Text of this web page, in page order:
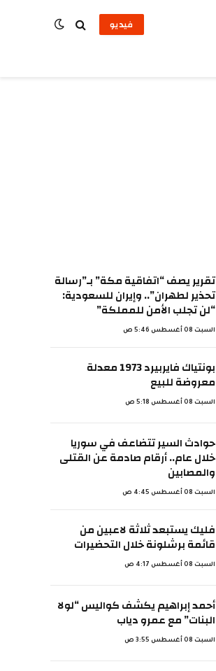
فيديو
تقرير يصف “اتفاقية مكة” بـ”رسالة
تحذير لطهران”.. وإيران للسعودية:
“لن تجلب الأمن للمملكة”
السبت 08 أغسطس 5:46 ص
بونتياك فايربيرد 1973 معدلة
معروضة للبيع
السبت 08 أغسطس 5:18 ص
حوادث السير تتضاعف في سوريا
خلال عام.. أرقام صادمة عن القتلى
والمصابين
السبت 08 أغسطس 4:45 ص
فليك يستبعد ثلاثة لاعبين من
قائمة برشلونة خلال التحضيرات
السبت 08 أغسطس 4:17 ص
أحمد إبراهيم يكشف كواليس “لولا
البنات” مع عمرو دياب
السبت 08 أغسطس 3:55 ص